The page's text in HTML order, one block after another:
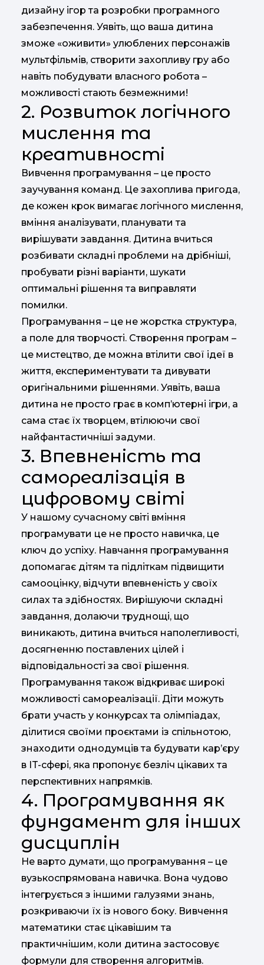
дизайну ігор та розробки програмного
забезпечення. Уявіть, що ваша дитина
зможе «оживити» улюблених персонажів
мультфільмів, створити захопливу гру або
навіть побудувати власного робота –
можливості стають безмежними!
2. Розвиток логічного
мислення та
креативності
Вивчення програмування – це просто
заучування команд. Це захоплива пригода,
де кожен крок вимагає логічного мислення,
вміння аналізувати, планувати та
вирішувати завдання. Дитина вчиться
розбивати складні проблеми на дрібніші,
пробувати різні варіанти, шукати
оптимальні рішення та виправляти
помилки.
Програмування – це не жорстка структура,
а поле для творчості. Створення програм –
це мистецтво, де можна втілити свої ідеї в
життя, експериментувати та дивувати
оригінальними рішеннями. Уявіть, ваша
дитина не просто грає в комп’ютерні ігри, а
сама стає їх творцем, втілюючи свої
найфантастичніші задуми.
3. Впевненість та
самореалізація в
цифровому світі
У нашому сучасному світі вміння
програмувати це не просто навичка, це
ключ до успіху. Навчання програмування
допомагає дітям та підліткам підвищити
самооцінку, відчути впевненість у своїх
силах та здібностях. Вирішуючи складні
завдання, долаючи труднощі, що
виникають, дитина вчиться наполегливості,
досягненню поставлених цілей і
відповідальності за свої рішення.
Програмування також відкриває широкі
можливості самореалізації. Діти можуть
брати участь у конкурсах та олімпіадах,
ділитися своїми проєктами із спільнотою,
знаходити однодумців та будувати кар’єру
в IT-сфері, яка пропонує безліч цікавих та
перспективних напрямків.
4. Програмування як
фундамент для інших
дисциплін
Не варто думати, що програмування – це
вузькоспрямована навичка. Вона чудово
інтегрується з іншими галузями знань,
розкриваючи їх із нового боку. Вивчення
математики стає цікавішим та
практичнішим, коли дитина застосовує
формули для створення алгоритмів.